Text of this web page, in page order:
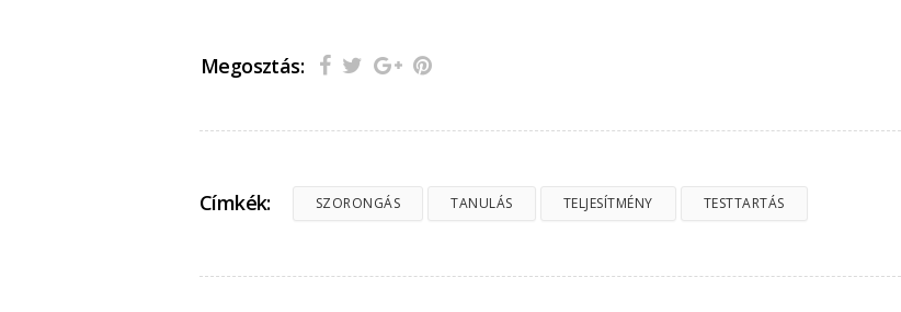
Megosztás:
Címkék: SZORONGÁS TANULÁS TELJESÍTMÉNY TESTTARTÁS